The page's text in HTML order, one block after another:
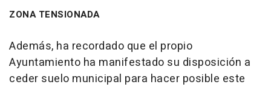
ZONA TENSIONADA
Además, ha recordado que el propio
Ayuntamiento ha manifestado su disposición a
ceder suelo municipal para hacer posible este